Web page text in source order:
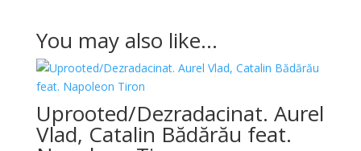
You may also like…
Uprooted/Dezradacinat. Aurel
Vlad, Catalin Bădărău feat.